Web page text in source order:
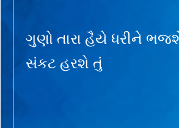
ગુણો તારા હૈયે ધરીને
સંકટ હરશે તું